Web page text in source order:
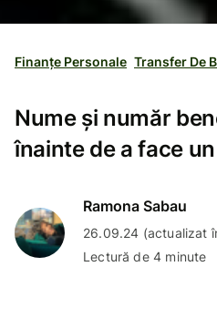
Finanțe Personale Transfer De
Nume și număr
înainte de a face
Ramona Sabau
26.09.24 (actualizat
Lectură de 4 minute